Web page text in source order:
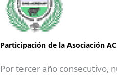
Participación de la Asociación
Por tercer año consecutivo,